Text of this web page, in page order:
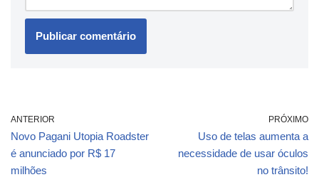
ANTERIOR
Novo Pagani Utopia Roadster
é anunciado por R$ 17
milhões
PRÓXIMO
Uso de telas aumenta a
necessidade de usar óculos
no trânsito!